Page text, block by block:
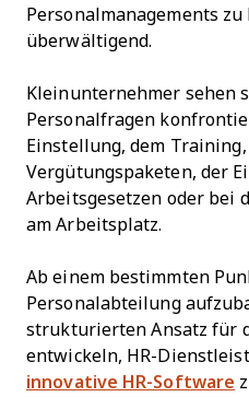
Personalmanagements
überwältigend.
Kleinunternehmer sehen
Personalfragen
Einstellung, dem
Vergütungspaketen, der
Arbeitsgesetzen oder bei
am Arbeitsplatz.
Ab einem bestimmten
Personalabteilung
strukturierten Ansatz für
entwickeln, HR-
innovative HR-Software